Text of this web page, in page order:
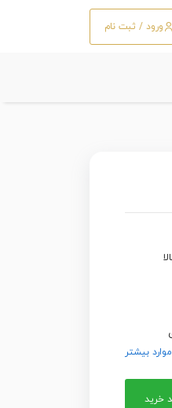
ورود / ثبت نام
موارد بیشتر
خرید